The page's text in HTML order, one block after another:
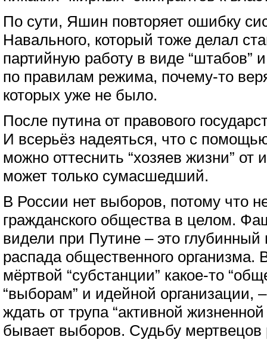
По сути, Яшин повторяет ошибку
Навального, который тоже делал
партийную работу в виде “штабов”
по правилам режима, почему-то
которых уже не было.
После путина от правового
И всерьёз надеяться, что с
можно оттеснить “хозяев жизни” от
может только сумасшедший.
В России нет выборов, потому что
гражданского общества в целом.
видели при Путине – это глубинный
распада общественного организма.
мёртвой “субстанции” какое-то
“выборам” и идейной организации,
ждать от трупа “активной
бывает выборов. Судьбу